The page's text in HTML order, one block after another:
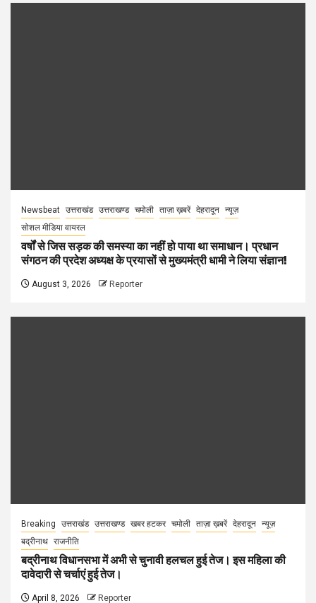
Newsbeat उत्तराखंड उत्तराखण्ड चमोली ताज़ा ख़बरें देहरादून न्यूज़
सोशल मीडिया वायरल
वर्षों से जिस सड़क की समस्या का नहीं हो पाया था समाधान। प्रधान
संगठन की प्रदेश अध्यक्ष के प्रयासों से मुख्यमंत्री धामी ने लिया संज्ञान!
August 3, 2026 Reporter
Breaking उत्तराखंड उत्तराखण्ड खबर हटकर चमोली ताज़ा ख़बरें देहरादून न्यूज़
बद्रीनाथ राजनीति
बद्रीनाथ विधानसभा में अभी से चुनावी हलचल हुई तेज। इस महिला की
दावेदारी से चर्चाएं हुई तेज।
April 8, 2026 Reporter